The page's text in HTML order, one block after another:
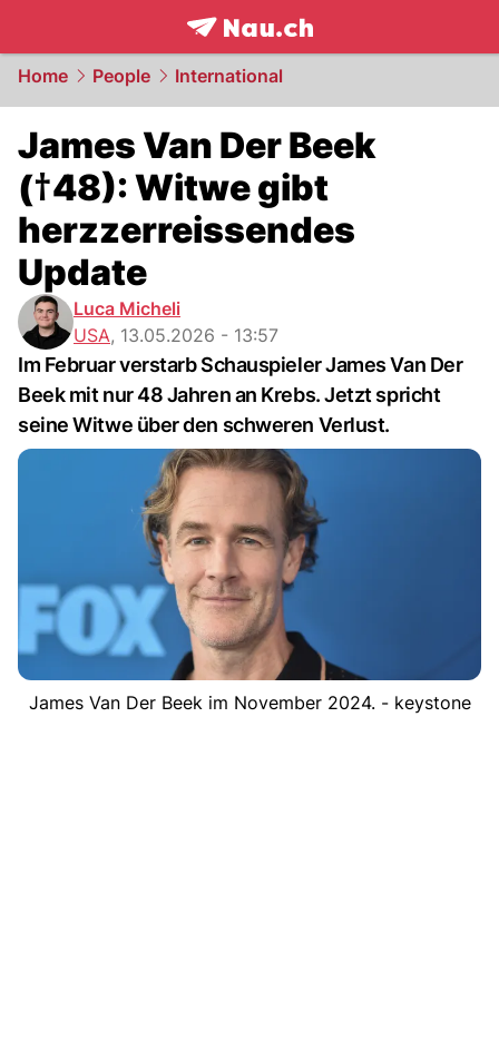
frontpage.NAU.ch
Home People International
James Van Der Beek
(†48): Witwe gibt
herzzerreissendes
Update
Luca Micheli
USA, 13.05.2026 - 13:57
Im Februar verstarb Schauspieler James Van Der
Beek mit nur 48 Jahren an Krebs. Jetzt spricht
seine Witwe über den schweren Verlust.
James Van Der Beek im November 2024. - keystone